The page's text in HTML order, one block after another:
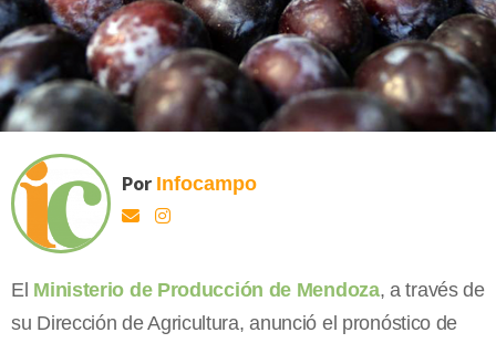
Por Infocampo
El Ministerio de Producción de Mendoza, a través de
su Dirección de Agricultura, anunció el pronóstico de